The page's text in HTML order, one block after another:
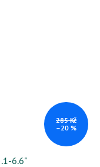
285 Kč
–20 %
6.6"